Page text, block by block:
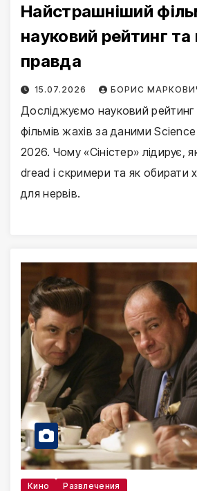
Найстрашніший
науковий рейтинг
правда
15.07.2026 БОРИС
Досліджуємо науковий
фільмів жахів за даними
2026. Чому «Сіністер» лідирує,
dread і скримери та як обирати
для нервів.
Кино Развлечения